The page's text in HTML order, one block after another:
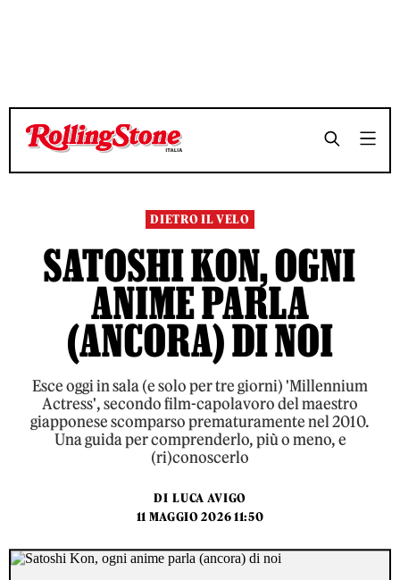
TEMPO DI LETTURA 10 MINUTI SHARE
TEMPO DI LETTURA 10 MINUTI SHARE
DIETRO IL VELO
SATOSHI KON, OGNI
ANIME PARLA
(ANCORA) DI NOI
Esce oggi in sala (e solo per tre giorni) 'Millennium
Actress', secondo film-capolavoro del maestro
giapponese scomparso prematuramente nel 2010.
Una guida per comprenderlo, più o meno, e
(ri)conoscerlo
DI LUCA AVIGO
11 MAGGIO 2026 11:50